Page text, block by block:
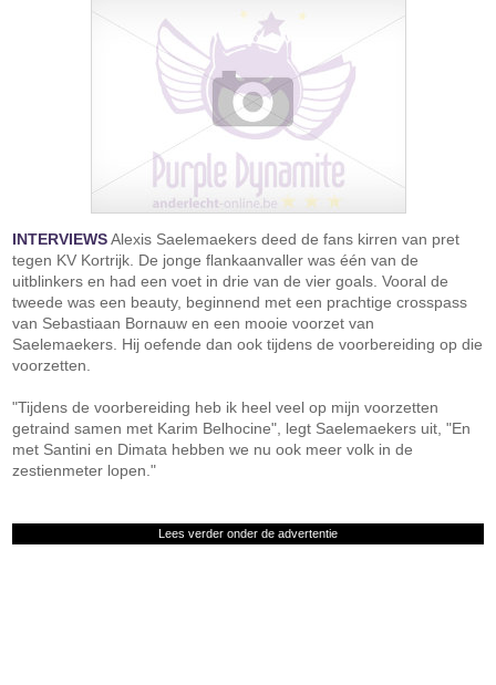
INTERVIEWSAlexis Saelemaekers deed de fans kirren van pret
tegen KV Kortrijk. De jonge flankaanvaller was één van de
uitblinkers en had een voet in drie van de vier goals. Vooral de
tweede was een beauty, beginnend met een prachtige crosspass
van Sebastiaan Bornauw en een mooie voorzet van
Saelemaekers. Hij oefende dan ook tijdens de voorbereiding op die
voorzetten.
"Tijdens de voorbereiding heb ik heel veel op mijn voorzetten
getraind samen met Karim Belhocine", legt Saelemaekers uit, "En
met Santini en Dimata hebben we nu ook meer volk in de
zestienmeter lopen."
Lees verder onder de advertentie